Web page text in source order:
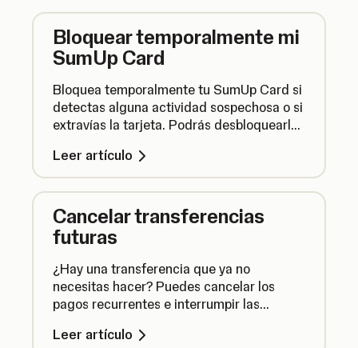
Bloquear temporalmente mi
SumUp Card
Bloquea temporalmente tu SumUp Card si
detectas alguna actividad sospechosa o si
extravías la tarjeta. Podrás desbloquearla
Leer artículo
Cancelar transferencias
futuras
¿Hay una transferencia que ya no
necesitas hacer? Puedes cancelar los
pagos recurrentes e interrumpir las
el dinero salga de tu Cuenta de Empresa.
Leer artículo